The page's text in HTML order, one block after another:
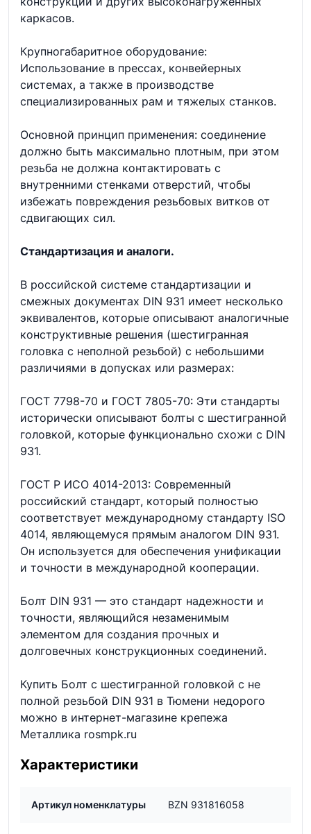
каркасов.
Крупногабаритное оборудование:
Использование в прессах, конвейерных
системах, а также в производстве
специализированных рам и тяжелых станков.
Основной принцип применения: соединение
должно быть максимально плотным, при этом
резьба не должна контактировать с
внутренними стенками отверстий, чтобы
избежать повреждения резьбовых витков от
сдвигающих сил.
Стандартизация и аналоги.
В российской системе стандартизации и
смежных документах DIN 931 имеет несколько
эквивалентов, которые описывают аналогичные
конструктивные решения (шестигранная
головка с неполной резьбой) с небольшими
различиями в допусках или размерах:
ГОСТ 7798-70 и ГОСТ 7805-70: Эти стандарты
исторически описывают болты с шестигранной
головкой, которые функционально схожи с DIN
931.
ГОСТ Р ИСО 4014-2013: Современный
российский стандарт, который полностью
соответствует международному стандарту ISO
4014, являющемуся прямым аналогом DIN 931.
Он используется для обеспечения унификации
и точности в международной кооперации.
Болт DIN 931 — это стандарт надежности и
точности, являющийся незаменимым
элементом для создания прочных и
долговечных конструкционных соединений.
Купить Болт с шестигранной головкой с не
полной резьбой DIN 931 в Тюмени недорого
можно в интернет-магазине крепежа
Металлика rosmpk.ru
Характеристики
Артикул номенклатуры BZN 931816058